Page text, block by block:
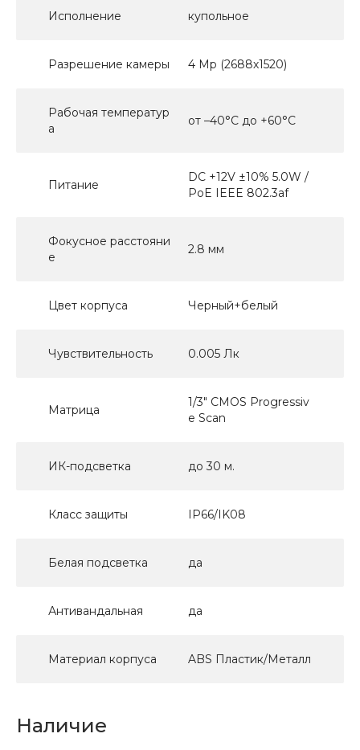
Исполнение купольное
Разрешение камеры 4 Мр (2688х1520)
Рабочая температур
а
от –40°C до +60°C
Питание
DC +12V ±10% 5.0W /
PoE IEEE 802.3af
Фокусное расстояни
е
2.8 мм
Цвет корпуса Черный+белый
Чувствительность 0.005 Лк
Матрица
1/3" CMOS Progressiv
e Scan
ИК-подсветка до 30 м.
Класс защиты IP66/IK08
Белая подсветка да
Антивандальная да
Материал корпуса ABS Пластик/Металл
Наличие